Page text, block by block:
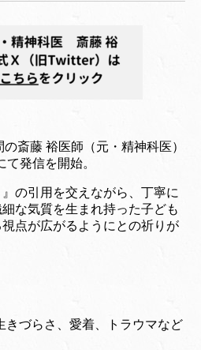
斎藤 裕医師（元・精神科医）
発信を開始。
の引用を交えながら、丁寧に
な気質を生まれ持った子ども
点が広がるようにとの祈りが
きづらさ、愛着、トラウマなど